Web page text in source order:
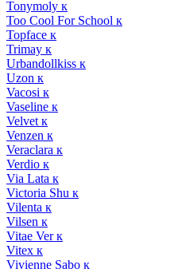
Tonymoly к
Too Cool For School к
Topface к
Trimay к
Urbandollkiss к
Uzon к
Vacosi к
Vaseline к
Velvet к
Venzen к
Veraclara к
Verdio к
Via Lata к
Victoria Shu к
Vilenta к
Vilsen к
Vitae Ver к
Vitex к
Vivienne Sabo к